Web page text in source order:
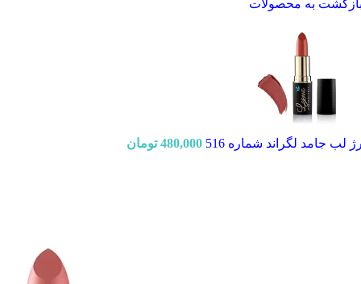
به محصولات
لب جامد لگراند شماره 516 480,000 تومان